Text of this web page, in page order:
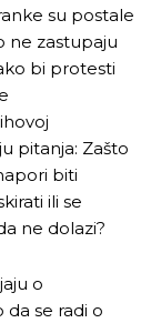
su postale
ne zastupaju
bi protesti
pitanja: Zašto
biti
ili se
ne dolazi?
o
se radi o